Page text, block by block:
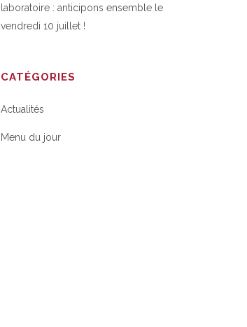
laboratoire : anticipons ensemble le
vendredi 10 juillet !
CATÉGORIES
Actualités
Menu du jour